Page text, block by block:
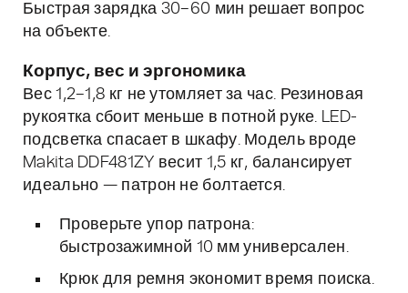
Быстрая зарядка 30–60 мин решает вопрос
на объекте.
Корпус, вес и эргономика
Вес 1,2–1,8 кг не утомляет за час. Резиновая
рукоятка сбоит меньше в потной руке. LED-
подсветка спасает в шкафу. Модель вроде
Makita DDF481ZY весит 1,5 кг, балансирует
идеально — патрон не болтается.
Проверьте упор патрона:
быстрозажимной 10 мм универсален.
Крюк для ремня экономит время поиска.